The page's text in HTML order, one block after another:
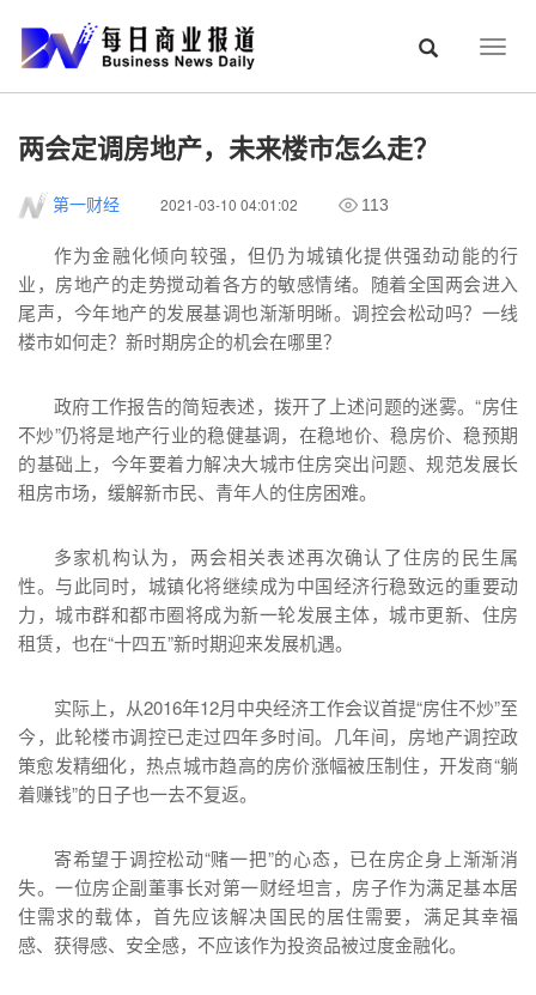
两会定调房地产，未来楼市怎么走？
第一财经 2021-03-10 04:01:02 113
作为金融化倾向较强，但仍为城镇化提供强劲动能的行
业，房地产的走势搅动着各方的敏感情绪。随着全国两会进入
尾声，今年地产的发展基调也渐渐明晰。调控会松动吗？一线
楼市如何走？新时期房企的机会在哪里？
政府工作报告的简短表述，拨开了上述问题的迷雾。“房住
不炒”仍将是地产行业的稳健基调，在稳地价、稳房价、稳预期
的基础上，今年要着力解决大城市住房突出问题、规范发展长
租房市场，缓解新市民、青年人的住房困难。
多家机构认为，两会相关表述再次确认了住房的民生属
性。与此同时，城镇化将继续成为中国经济行稳致远的重要动
力，城市群和都市圈将成为新一轮发展主体，城市更新、住房
租赁，也在“十四五”新时期迎来发展机遇。
实际上，从2016年12月中央经济工作会议首提“房住不炒”至
今，此轮楼市调控已走过四年多时间。几年间，房地产调控政
策愈发精细化，热点城市趋高的房价涨幅被压制住，开发商“躺
着赚钱”的日子也一去不复返。
寄希望于调控松动“赌一把”的心态，已在房企身上渐渐消
失。一位房企副董事长对第一财经坦言，房子作为满足基本居
住需求的载体，首先应该解决国民的居住需要，满足其幸福
感、获得感、安全感，不应该作为投资品被过度金融化。